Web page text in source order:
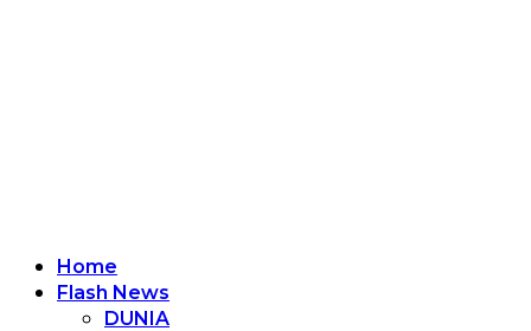
Home
Flash News
DUNIA